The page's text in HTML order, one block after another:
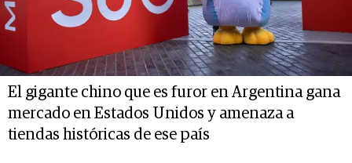
El gigante chino que es furor en Argentina gana
mercado en Estados Unidos y amenaza a
tiendas históricas de ese país